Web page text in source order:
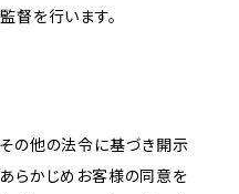
督を行います。
の他の法令に基づき開示
らかじめお客様の同意を